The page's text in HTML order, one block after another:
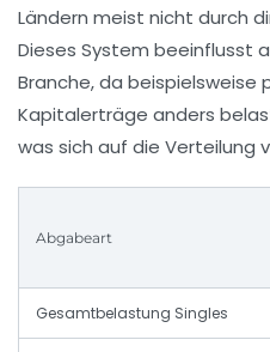
Ländern meist nicht durch
Dieses System beeinflusst
Branche, da beispielsweise
Kapitalerträge anders
was sich auf die Verteilung
Abgabeart
Gesamtbelastung Singles